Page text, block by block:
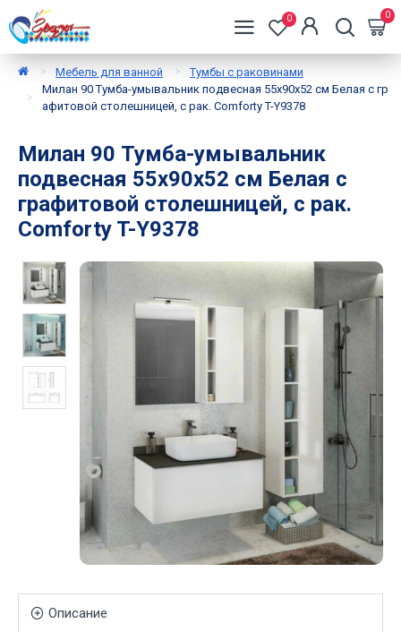
0 0
Мебель для ванной
Тумбы с раковинами
Милан 90 Тумба-умывальник подвесная 55х90х52 см Белая с гр
афитовой столешницей, с рак. Comforty T-Y9378
Милан 90 Тумба-умывальник
подвесная 55х90х52 см Белая с
графитовой столешницей, с рак.
Comforty T-Y9378
Описание